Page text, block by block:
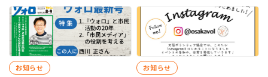
お知らせ お知らせ